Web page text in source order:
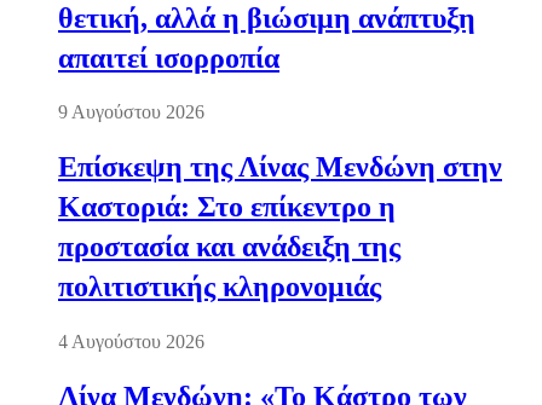
θετική, αλλά η βιώσιμη ανάπτυξη
απαιτεί ισορροπία
9 Αυγούστου 2026
Επίσκεψη της Λίνας Μενδώνη στην
Καστοριά: Στο επίκεντρο η
προστασία και ανάδειξη της
πολιτιστικής κληρονομιάς
4 Αυγούστου 2026
Λίνα Μενδώνη: «Το Κάστρο των